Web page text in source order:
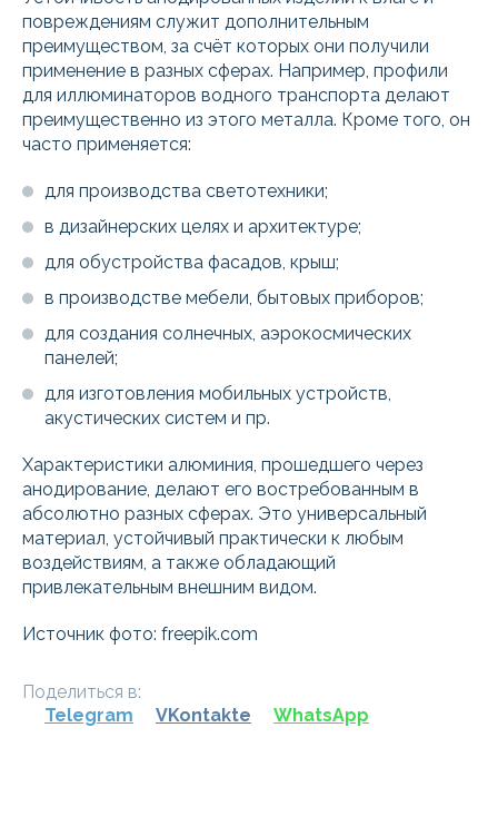
повреждениям служит дополнительным
преимуществом, за счёт которых они получили
применение в разных сферах. Например, профили
для иллюминаторов водного транспорта делают
преимущественно из этого металла. Кроме того, он
часто применяется:
для производства светотехники;
в дизайнерских целях и архитектуре;
для обустройства фасадов, крыш;
в производстве мебели, бытовых приборов;
для создания солнечных, аэрокосмических
панелей;
для изготовления мобильных устройств,
акустических систем и пр.
Характеристики алюминия, прошедшего через
анодирование, делают его востребованным в
абсолютно разных сферах. Это универсальный
материал, устойчивый практически к любым
воздействиям, а также обладающий
привлекательным внешним видом.
Источник фото: freepik.com
Поделиться в:
Telegram
VKontakte WhatsApp